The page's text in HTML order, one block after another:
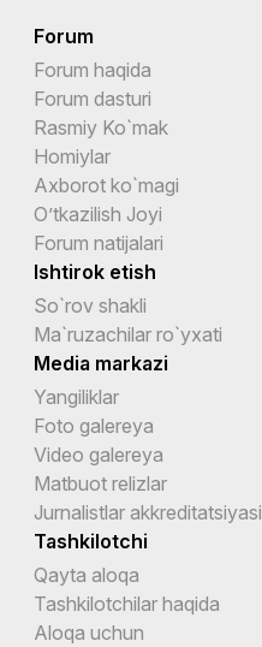
Forum
Forum haqida
Forum dasturi
Rasmiy Ko`mak
Homiylar
Axborot ko`magi
O’tkazilish Joyi
Forum natijalari
Ishtirok etish
So`rov shakli
Ma`ruzachilar ro`yxati
Media markazi
Yangiliklar
Foto galereya
Video galereya
Matbuot relizlar
Jurnalistlar akkreditatsiyasi
Tashkilotchi
Qayta aloqa
Tashkilotchilar haqida
Aloqa uchun